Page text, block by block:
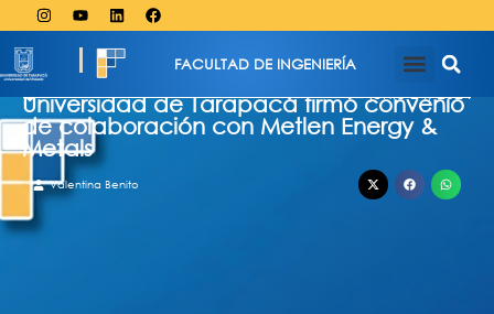
FACULTAD DE INGENIERÍA
junio 24, 2024
Universidad de Tarapacá firmó convenio
de colaboración con Metlen Energy &
Metals
Valentina Benito